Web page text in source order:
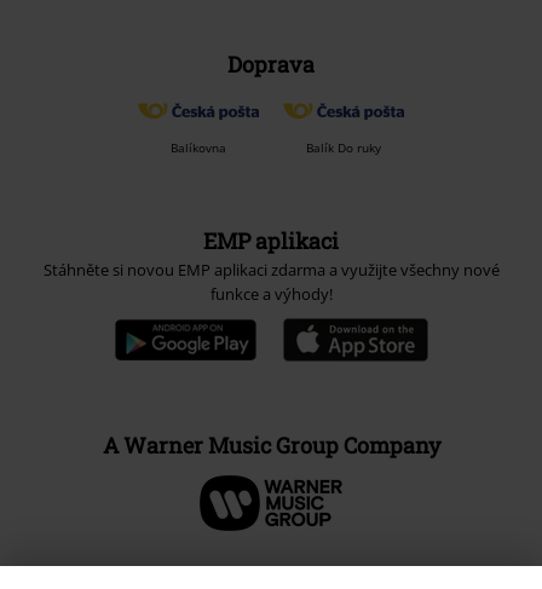
Doprava
Balíkovna Balík Do ruky
EMP aplikaci
Stáhněte si novou EMP aplikaci zdarma a využijte všechny nové
funkce a výhody!
A Warner Music Group Company